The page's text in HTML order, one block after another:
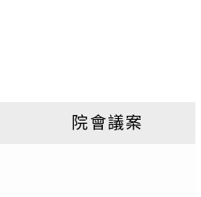
院會議案